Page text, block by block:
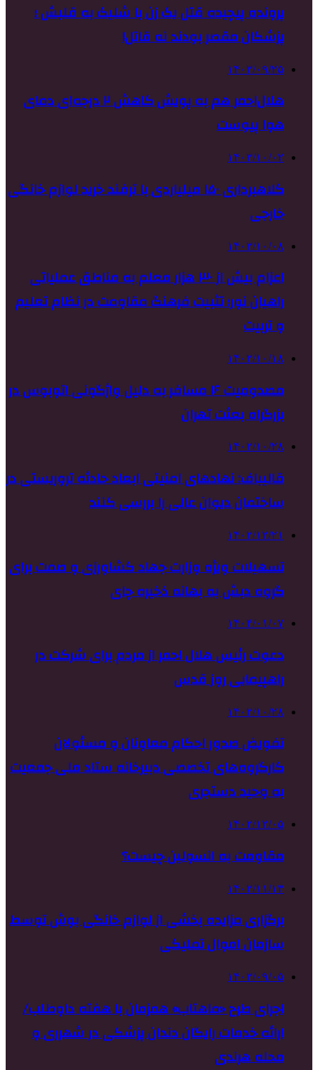
پرونده پیچیده قتل یک زن با شلیک به قلبش ؛
پزشکان مقصر بودند نه قاتل!
۱۴۰۳/۰۹/۲۵
هلال‌احمر هم به پویش کاهش ٢ درجه‌ای دمای
هوا پیوست
۱۴۰۳/۱۰/۰۲
کلاهبرداری ۱۵۰ میلیاردی با ترفند خرید لوازم خانگی
خارجی
۱۴۰۳/۱۰/۰۸
اعزام بیش از ۳۰ هزار معلم به مناطق عملیاتی
راهیان نور؛ تثبیت فرهنگ مقاومت در نظام تعلیم
و تربیت
۱۴۰۲/۱۰/۱۸
مصدومیت ۱۶ مسافر به دلیل واژگونی اتوبوس در
بزرگراه بعثت تهران
۱۴۰۲/۱۰/۲۸
قالیباف: نهادهای امنیتی ابعاد حادثه تروریستی در
ساختمان دیوان عالی را بررسی کنند
۱۴۰۲/۱۲/۲۱
تسهیلات ویژه وزارت جهاد کشاورزی و صمت برای
گروه دبش به بهانه ذخیره چای
۱۴۰۴/۰۱/۰۷
دعوت رئیس هلال احمر از مردم برای شرکت در
راهپیمایی روز قدس
۱۴۰۲/۱۰/۲۸
تفویض صدور احکام معاونان و مسئولان
کارگروه‌های تخصصی دبیرخانه ستاد ملی جمعیت
به وحید دستجری
۱۴۰۲/۱۲/۰۵
مقاومت به انسولین چیست؟
۱۴۰۲/۱۱/۱۳
برگزاری مزایده بخشی از لوازم خانگی بوش توسط
سازمان اموال تملیکی
۱۴۰۳/۰۹/۰۵
اجرای طرح «ماهتاب» همزمان با هفته داوطلب/
ارائه خدمات رایگان دندان پزشکی در شهرری و
محله هرندی